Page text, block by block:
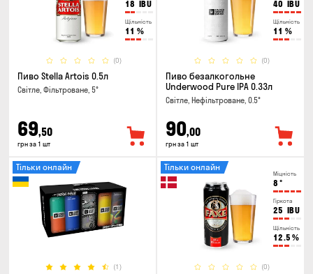
18 IBU
Щільність
11 %
(0)
Пиво Stella Artois 0.5л
Світле, Фільтроване, 5°
69,50
грн за 1 шт
40 IBU
Щільність
11 %
(0)
Пиво безалкогольне
Underwood Pure IPA 0.33л
Світле, Нефільтроване, 0.5°
90,00
грн за 1 шт
(1)
Тільки онлайн
Міцність
8 °
Гіркота
25 IBU
Щільність
12.5 %
(0)
Тільки онлайн